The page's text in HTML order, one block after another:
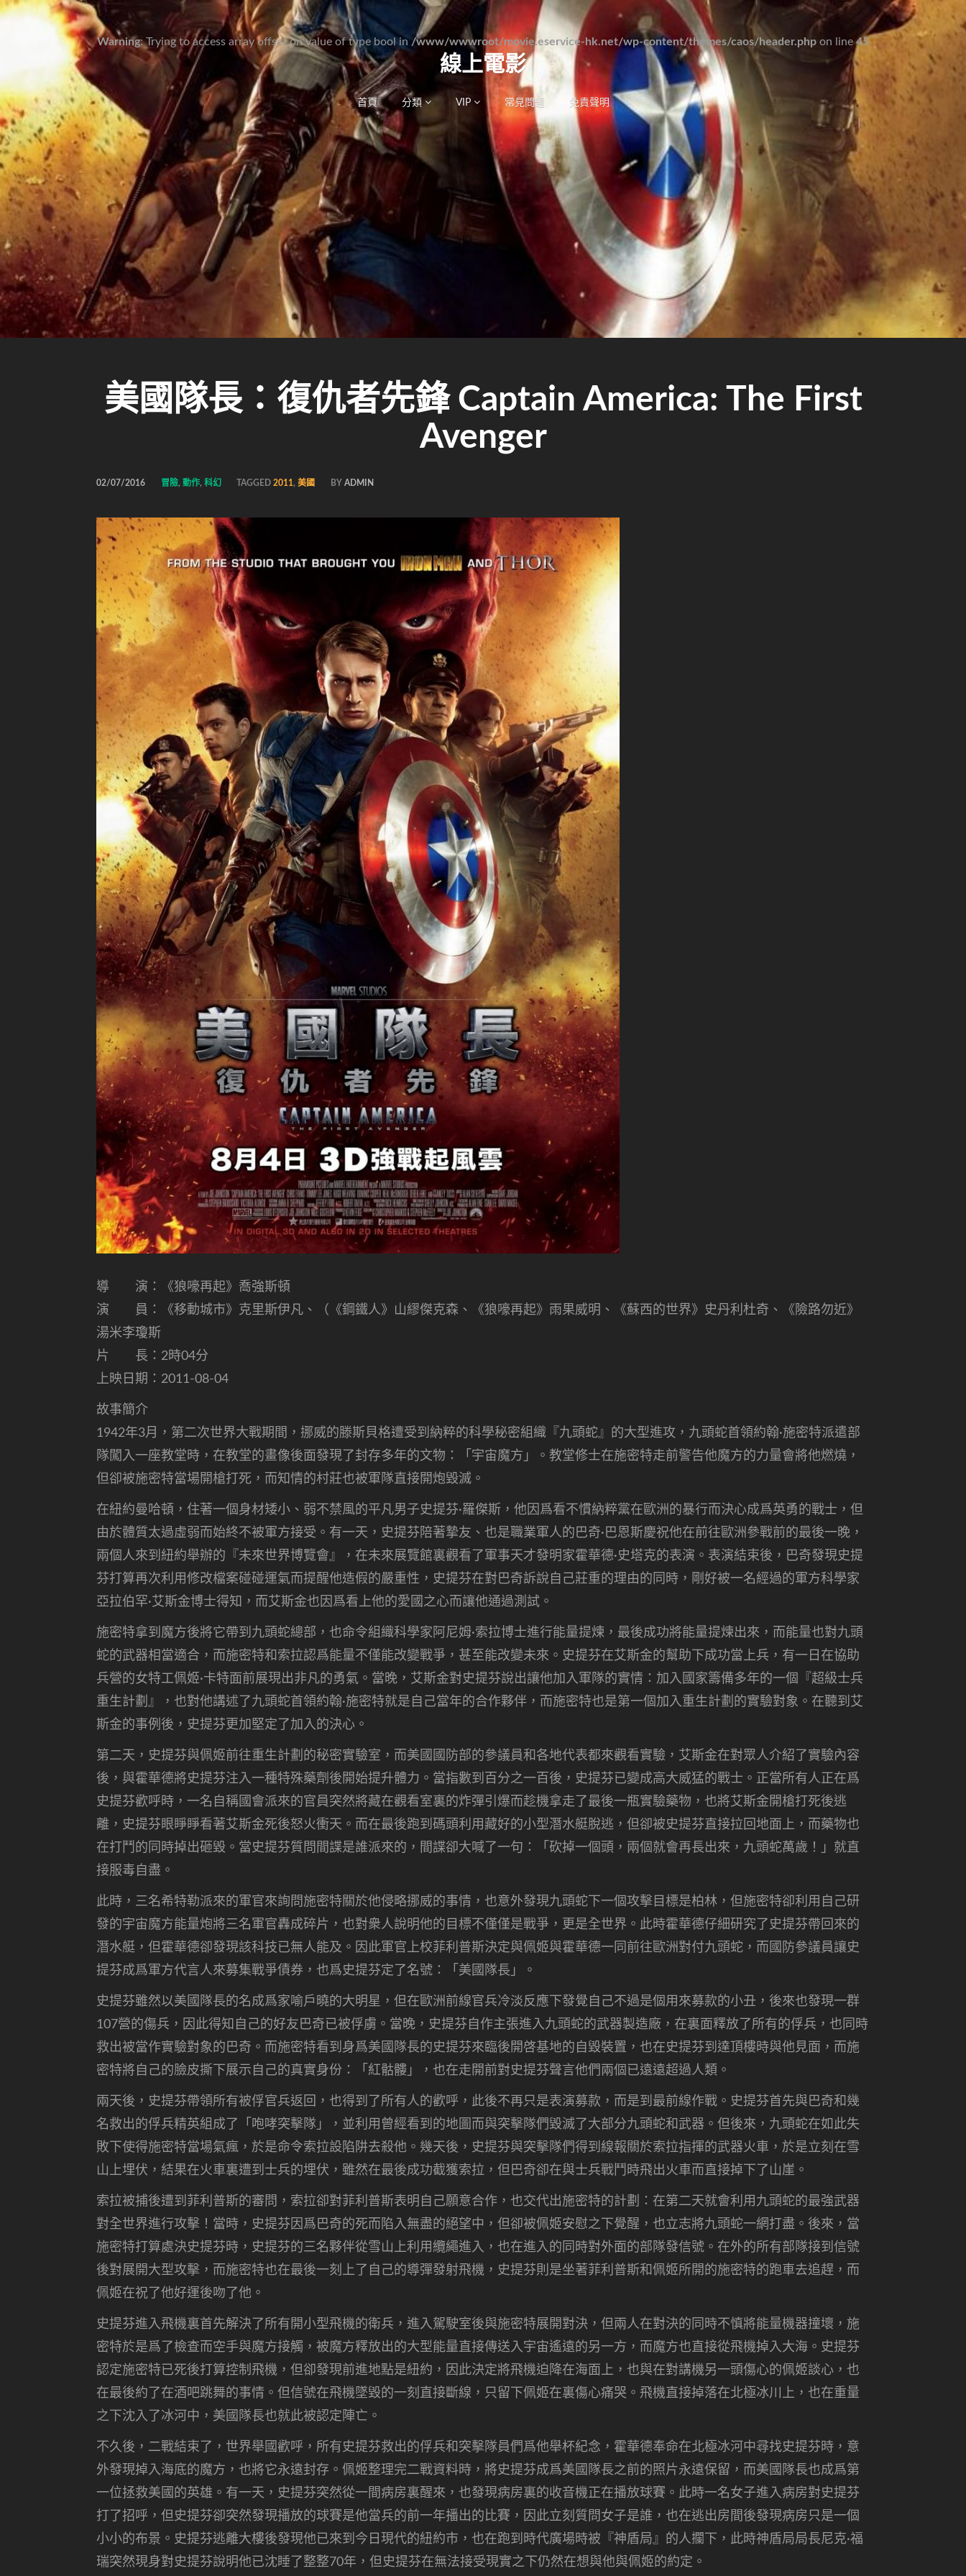
Warning: Trying to access array offset on value of type bool in/www/wwwroot/movie.eservice-hk.net/wp-content/themes/caos/header.php on line45
線上電影
首頁 分類 VIP 常見問題 免責聲明
美國隊長：復仇者先鋒 Captain America: The First
Avenger
02/07/2016 冒險, 動作, 科幻 TAGGED2011,美國 BY ADMIN
導 演：《狼嚎再起》喬強斯頓
演 員：《移動城市》克里斯伊凡、（《鋼鐵人》山繆傑克森、《狼嚎再起》雨果威明、《蘇西的世界》史丹利杜奇、《險路勿近》
湯米李瓊斯
片 長：2時04分
上映日期：2011-08-04
故事簡介
1942年3月，第二次世界大戰期間，挪威的滕斯貝格遭受到納粹的科學秘密組織『九頭蛇』的大型進攻，九頭蛇首領約翰·施密特派遣部
隊闖入一座教堂時，在教堂的畫像後面發現了封存多年的文物：「宇宙魔方」。教堂修士在施密特走前警告他魔方的力量會將他燃燒，
但卻被施密特當場開槍打死，而知情的村莊也被軍隊直接開炮毀滅。
在紐約曼哈頓，住著一個身材矮小、弱不禁風的平凡男子史提芬·羅傑斯，他因爲看不慣納粹黨在歐洲的暴行而決心成爲英勇的戰士，但
由於體質太過虛弱而始終不被軍方接受。有一天，史提芬陪著摯友、也是職業軍人的巴奇·巴恩斯慶祝他在前往歐洲參戰前的最後一晚，
兩個人來到紐約舉辦的『未來世界博覽會』，在未來展覽館裏觀看了軍事天才發明家霍華德·史塔克的表演。表演結束後，巴奇發現史提
芬打算再次利用修改檔案碰碰運氣而提醒他造假的嚴重性，史提芬在對巴奇訴說自己莊重的理由的同時，剛好被一名經過的軍方科學家
亞拉伯罕·艾斯金博士得知，而艾斯金也因爲看上他的愛國之心而讓他通過測試。
施密特拿到魔方後將它帶到九頭蛇總部，也命令組織科學家阿尼姆·索拉博士進行能量提煉，最後成功將能量提煉出來，而能量也對九頭
蛇的武器相當適合，而施密特和索拉認爲能量不僅能改變戰爭，甚至能改變未來。史提芬在艾斯金的幫助下成功當上兵，有一日在協助
兵營的女特工佩姬·卡特面前展現出非凡的勇氣。當晚，艾斯金對史提芬說出讓他加入軍隊的實情：加入國家籌備多年的一個『超級士兵
重生計劃』，也對他講述了九頭蛇首領約翰·施密特就是自己當年的合作夥伴，而施密特也是第一個加入重生計劃的實驗對象。在聽到艾
斯金的事例後，史提芬更加堅定了加入的決心。
第二天，史提芬與佩姬前往重生計劃的秘密實驗室，而美國國防部的參議員和各地代表都來觀看實驗，艾斯金在對眾人介紹了實驗內容
後，與霍華德將史提芬注入一種特殊藥劑後開始提升體力。當指數到百分之一百後，史提芬已變成高大威猛的戰士。正當所有人正在爲
史提芬歡呼時，一名自稱國會派來的官員突然將藏在觀看室裏的炸彈引爆而趁機拿走了最後一瓶實驗藥物，也將艾斯金開槍打死後逃
離，史提芬眼睜睜看著艾斯金死後怒火衝天。而在最後跑到碼頭利用藏好的小型潛水艇脫逃，但卻被史提芬直接拉回地面上，而藥物也
在打鬥的同時掉出砸毀。當史提芬質問間諜是誰派來的，間諜卻大喊了一句：「砍掉一個頭，兩個就會再長出來，九頭蛇萬歲！」就直
接服毒自盡。
此時，三名希特勒派來的軍官來詢問施密特關於他侵略挪威的事情，也意外發現九頭蛇下一個攻擊目標是柏林，但施密特卻利用自己研
發的宇宙魔方能量炮將三名軍官轟成碎片，也對衆人說明他的目標不僅僅是戰爭，更是全世界。此時霍華德仔細研究了史提芬帶回來的
潛水艇，但霍華德卻發現該科技已無人能及。因此軍官上校菲利普斯決定與佩姬與霍華德一同前往歐洲對付九頭蛇，而國防參議員讓史
提芬成爲軍方代言人來募集戰爭債券，也爲史提芬定了名號：「美國隊長」。
史提芬雖然以美國隊長的名成爲家喻戶曉的大明星，但在歐洲前線官兵冷淡反應下發覺自己不過是個用來募款的小丑，後來也發現一群
107營的傷兵，因此得知自己的好友巴奇已被俘虜。當晚，史提芬自作主張進入九頭蛇的武器製造廠，在裏面釋放了所有的俘兵，也同時
救出被當作實驗對象的巴奇。而施密特看到身爲美國隊長的史提芬來臨後開啓基地的自毀裝置，也在史提芬到達頂樓時與他見面，而施
密特將自己的臉皮撕下展示自己的真實身份：「紅骷髏」，也在走開前對史提芬聲言他們兩個已遠遠超過人類。
兩天後，史提芬帶領所有被俘官兵返回，也得到了所有人的歡呼，此後不再只是表演募款，而是到最前線作戰。史提芬首先與巴奇和幾
名救出的俘兵精英組成了「咆哮突擊隊」，並利用曾經看到的地圖而與突擊隊們毀滅了大部分九頭蛇和武器。但後來，九頭蛇在如此失
敗下使得施密特當場氣瘋，於是命令索拉設陷阱去殺他。幾天後，史提芬與突擊隊們得到線報關於索拉指揮的武器火車，於是立刻在雪
山上埋伏，結果在火車裏遭到士兵的埋伏，雖然在最後成功截獲索拉，但巴奇卻在與士兵戰鬥時飛出火車而直接掉下了山崖。
索拉被捕後遭到菲利普斯的審問，索拉卻對菲利普斯表明自己願意合作，也交代出施密特的計劃：在第二天就會利用九頭蛇的最強武器
對全世界進行攻擊！當時，史提芬因爲巴奇的死而陷入無盡的絕望中，但卻被佩姬安慰之下覺醒，也立志將九頭蛇一網打盡。後來，當
施密特打算處決史提芬時，史提芬的三名夥伴從雪山上利用纜繩進入，也在進入的同時對外面的部隊發信號。在外的所有部隊接到信號
後對展開大型攻擊，而施密特也在最後一刻上了自己的導彈發射飛機，史提芬則是坐著菲利普斯和佩姬所開的施密特的跑車去追趕，而
佩姬在祝了他好運後吻了他。
史提芬進入飛機裏首先解決了所有開小型飛機的衛兵，進入駕駛室後與施密特展開對決，但兩人在對決的同時不慎將能量機器撞壞，施
密特於是爲了檢查而空手與魔方接觸，被魔方釋放出的大型能量直接傳送入宇宙遙遠的另一方，而魔方也直接從飛機掉入大海。史提芬
認定施密特已死後打算控制飛機，但卻發現前進地點是紐約，因此決定將飛機迫降在海面上，也與在對講機另一頭傷心的佩姬談心，也
在最後約了在酒吧跳舞的事情。但信號在飛機墜毀的一刻直接斷線，只留下佩姬在裏傷心痛哭。飛機直接掉落在北極冰川上，也在重量
之下沈入了冰河中，美國隊長也就此被認定陣亡。
不久後，二戰結束了，世界舉國歡呼，所有史提芬救出的俘兵和突擊隊員們爲他舉杯紀念，霍華德奉命在北極冰河中尋找史提芬時，意
外發現掉入海底的魔方，也將它永遠封存。佩姬整理完二戰資料時，將史提芬成爲美國隊長之前的照片永遠保留，而美國隊長也成爲第
一位拯救美國的英雄。有一天，史提芬突然從一間病房裏醒來，也發現病房裏的收音機正在播放球賽。此時一名女子進入病房對史提芬
打了招呼，但史提芬卻突然發現播放的球賽是他當兵的前一年播出的比賽，因此立刻質問女子是誰，也在逃出房間後發現病房只是一個
小小的布景。史提芬逃離大樓後發現他已來到今日現代的紐約市，也在跑到時代廣場時被『神盾局』的人攔下，此時神盾局局長尼克·福
瑞突然現身對史提芬說明他已沈睡了整整70年，但史提芬在無法接受現實之下仍然在想與他與佩姬的約定。